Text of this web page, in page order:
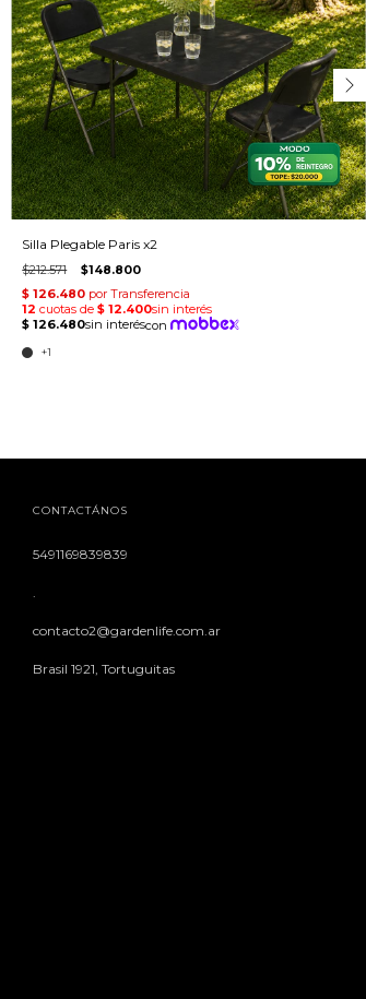
Silla Plegable Paris x2
$212.571 $148.800
+1
CONTACTÁNOS
5491169839839
contacto2@gardenlife.com.ar
Brasil 1921, Tortuguitas